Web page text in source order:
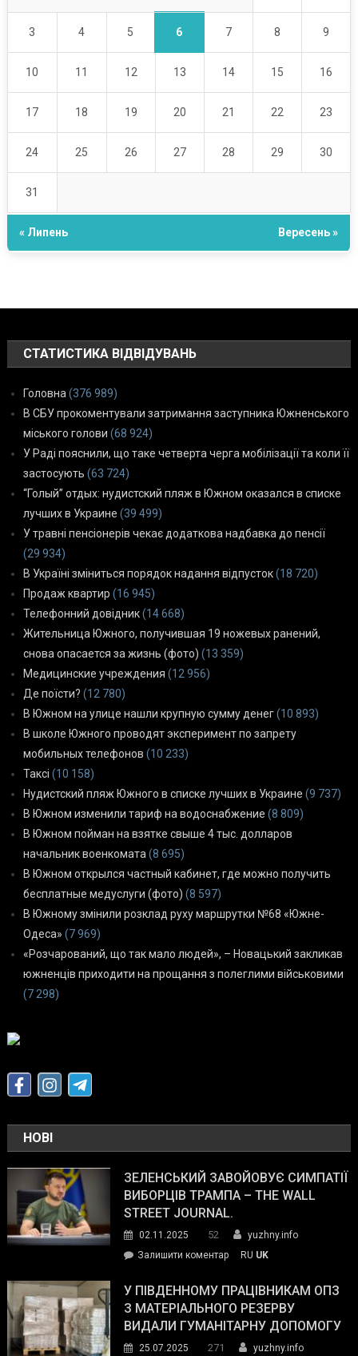
3 4 5 6 7 8 9
10 11 12 13 14 15 16
17 18 19 20 21 22 23
24 25 26 27 28 29 30
31
« Липень Вересень »
СТАТИСТИКА ВІДВІДУВАНЬ
Головна (376 989)
В СБУ прокоментували затримання заступника Южненського
міського голови (68 924)
У Раді пояснили, що таке четверта черга мобілізації та коли її
застосують (63 724)
“Голый” отдых: нудистский пляж в Южном оказался в списке
лучших в Украине (39 499)
У травні пенсіонерів чекає додаткова надбавка до пенсії
(29 934)
В Україні зміниться порядок надання відпусток(18 720)
Продаж квартир (16 945)
Телефонний довідник(14 668)
Жительница Южного, получившая 19 ножевых ранений,
снова опасается за жизнь (фото) (13 359)
Медицинские учреждения (12 956)
Де поїсти? (12 780)
В Южном на улице нашли крупную сумму денег(10 893)
В школе Южного проводят эксперимент по запрету
мобильных телефонов (10 233)
Таксі (10 158)
Нудистский пляж Южного в списке лучших в Украине (9 737)
В Южном изменили тариф на водоснабжение (8 809)
В Южном пойман на взятке свыше 4 тыс. долларов
начальник военкомата (8 695)
В Южном открылся частный кабинет, где можно получить
бесплатные медуслуги (фото) (8 597)
В Южному змінили розклад руху маршрутки №68 «Южне-
Одеса» (7 969)
«Розчарований, що так мало людей», – Новацький закликав
южненців приходити на прощання з полеглими військовими
(7 298)
НОВІ
ЗЕЛЕНСЬКИЙ ЗАВОЙОВУЄ СИМПАТІЇ
ВИБОРЦІВ ТРАМПА – THE WALL
STREET JOURNAL.
02.11.2025 52
yuzhny.info
Залишити коментарon
завойовує
симпатії
виборців
RU UK
У ПІВДЕННОМУ ПРАЦІВНИКАМ ОПЗ
З МАТЕРІАЛЬНОГО РЕЗЕРВУ
ВИДАЛИ ГУМАНІТАРНУ ДОПОМОГУ
25.07.2025 271 yuzhny.info